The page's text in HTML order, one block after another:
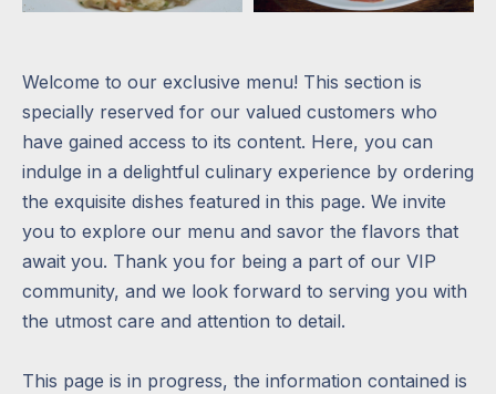
Welcome to our exclusive menu! This section is
specially reserved for our valued customers who
have gained access to its content. Here, you can
indulge in a delightful culinary experience by ordering
the exquisite dishes featured in this page. We invite
you to explore our menu and savor the flavors that
await you. Thank you for being a part of our VIP
community, and we look forward to serving you with
the utmost care and attention to detail.
This page is in progress, the information contained is